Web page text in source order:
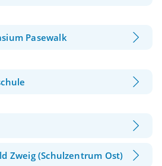
Pasewalk
Zweig (Schulzentrum Ost)